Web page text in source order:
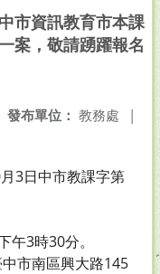
市資訊教育市本課
案，敬請踴躍報名
發布單位： 教務處 |
3日中市教課字第
3時30分。
市南區興大路145